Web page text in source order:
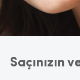
Saçınızın